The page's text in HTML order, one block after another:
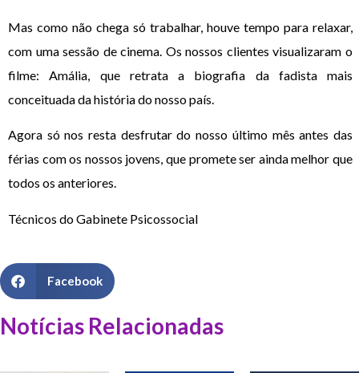
Mas como não chega só trabalhar, houve tempo para relaxar,
com uma sessão de cinema. Os nossos clientes visualizaram o
filme: Amália, que retrata a biografia da fadista mais
conceituada da história do nosso país.
Agora só nos resta desfrutar do nosso último mês antes das
férias com os nossos jovens, que promete ser ainda melhor que
todos os anteriores.
Técnicos do Gabinete Psicossocial
Facebook
Notícias Relacionadas